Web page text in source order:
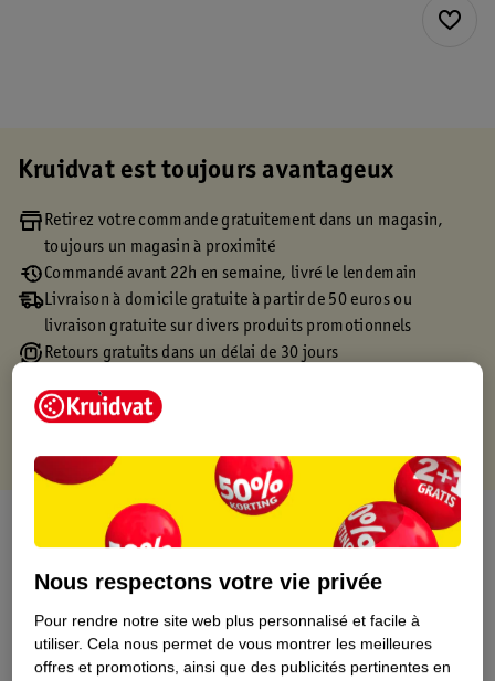
Kruidvat est toujours avantageux
Retirez votre commande gratuitement dans un magasin,
toujours un magasin à proximité
Commandé avant 22h en semaine, livré le lendemain
Livraison à domicile gratuite à partir de 50 euros ou
livraison gratuite sur divers produits promotionnels
Retours gratuits dans un délai de 30 jours
À propos de ce produit
Informations relatives au produit
Informations figurant sur l'étiquette
Nous respectons votre vie privée
Pour rendre notre site web plus personnalisé et facile à
utiliser. Cela nous permet de vous montrer les meilleures
offres et promotions, ainsi que des publicités pertinentes en